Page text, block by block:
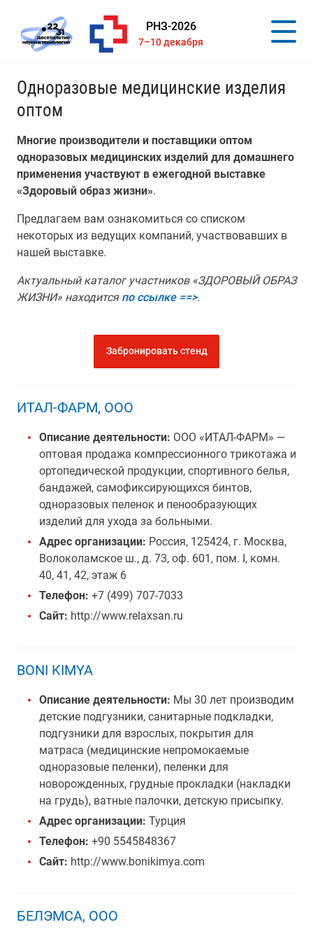
РНЗ-2026
7–10 декабря
Одноразовые медицинские изделия
оптом
Многие производители и поставщики оптом
одноразовых медицинских изделий для домашнего
применения участвуют в ежегодной выставке
«Здоровый образ жизни».
Предлагаем вам ознакомиться со списком
некоторых из ведущих компаний, участвовавших в
нашей выставке.
Актуальный каталог участников «ЗДОРОВЫЙ ОБРАЗ
ЖИЗНИ» находится по ссылке ==>.
Забронировать стенд
ИТАЛ-ФАРМ, ООО
Описание деятельности: ООО «ИТАЛ-ФАРМ» —
оптовая продажа компрессионного трикотажа и
ортопедической продукции, спортивного белья,
бандажей, самофиксирующихся бинтов,
одноразовых пеленок и пенообразующих
изделий для ухода за больными.
Адрес организации: Россия, 125424, г. Москва,
Волоколамское ш., д. 73, оф. 601, пом. I, комн.
40, 41, 42, этаж 6
Телефон: +7 (499) 707-7033
Сайт: http://www.relaxsan.ru
BONI KIMYA
Описание деятельности: Мы 30 лет производим
детские подгузники, санитарные подкладки,
подгузники для взрослых, покрытия для
матраса (медицинские непромокаемые
одноразовые пеленки), пеленки для
новорожденных, грудные прокладки (накладки
на грудь), ватные палочки, детскую присыпку.
Адрес организации: Турция
Телефон: +90 5545848367
Сайт: http://www.bonikimya.com
БЕЛЭМСА, ООО